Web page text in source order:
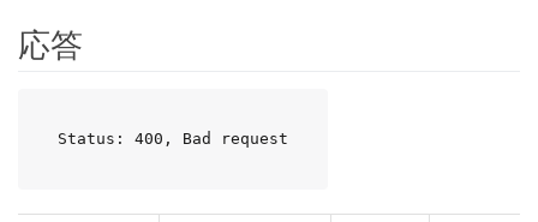
応答
Status: 400, Bad request